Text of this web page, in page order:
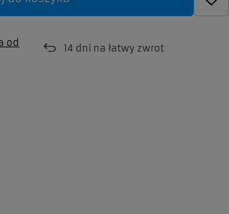
od
14 dni na łatwy zwrot